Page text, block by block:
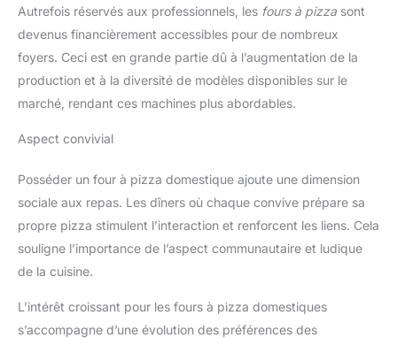
Autrefois réservés aux professionnels, les fours à pizza sont
devenus financièrement accessibles pour de nombreux
foyers. Ceci est en grande partie dû à l’augmentation de la
production et à la diversité de modèles disponibles sur le
marché, rendant ces machines plus abordables.
Aspect convivial
Posséder un four à pizza domestique ajoute une dimension
sociale aux repas. Les dîners où chaque convive prépare sa
propre pizza stimulent l’interaction et renforcent les liens. Cela
souligne l’importance de l’aspect communautaire et ludique
de la cuisine.
L’intérêt croissant pour les fours à pizza domestiques
s’accompagne d’une évolution des préférences des